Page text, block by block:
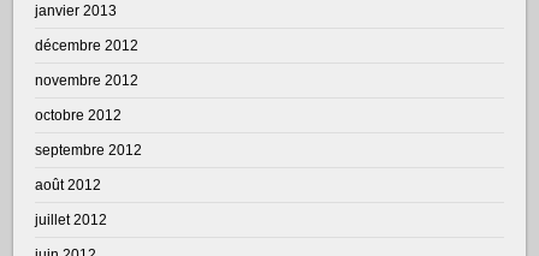
janvier 2013
décembre 2012
novembre 2012
octobre 2012
septembre 2012
août 2012
juillet 2012